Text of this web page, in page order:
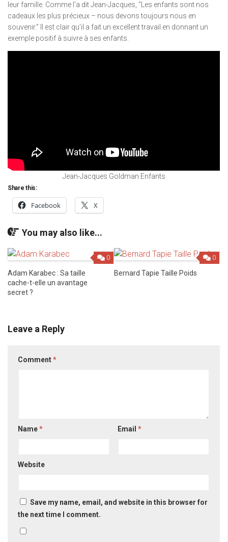
leur famille. Comme l’a dit Jean-Jacques, “Les enfants sont nos
cadeaux les plus précieux – nous devons toujours nous en
souvenir.” Il est clair qu’il a fait un excellent travail en donnant un
exemple positif à suivre à ses enfants.
Jean-Jacques Goldman Enfants
Share this:
Facebook X
You may also like...
0
Adam Karabec : Sa taille
cache-t-elle un avantage
secret ?
0
Bernard Tapie Taille Poids
Leave a Reply
Comment*
Name* Email*
Website
Save my name, email, and website in this browser for
the next time I comment.